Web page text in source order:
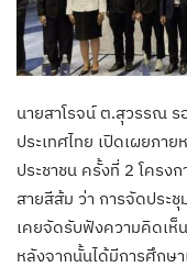
นายสาโรจน์ ต.สุวรรณ
ประเทศไทย เปิดเผยภา
ประชาชน ครั้งที่ 2 โครง
สายสีส้ม ว่า การจัดประ
เคยจัดรับฟังความคิดเห็
หลังจากนั้นได้มีการศึกษ